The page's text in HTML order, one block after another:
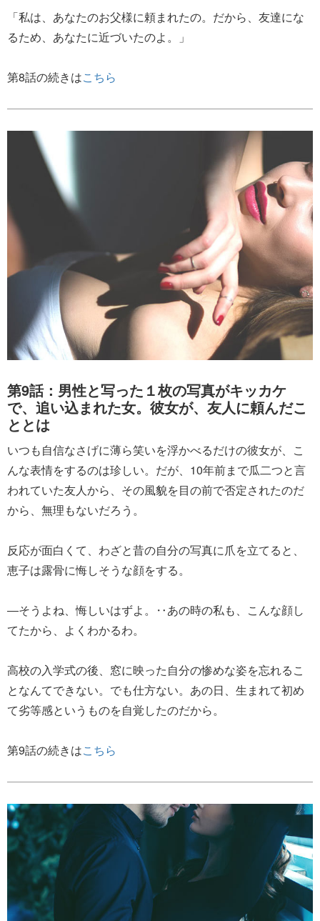
「私は、あなたのお父様に頼まれたの。だから、友達にな
るため、あなたに近づいたのよ。」
第8話の続きはこちら
第9話：男性と写った１枚の写真がキッカケ
で、追い込まれた女。彼女が、友人に頼んだこ
ととは
いつも自信なさげに薄ら笑いを浮かべるだけの彼女が、こ
んな表情をするのは珍しい。だが、10年前まで瓜二つと言
われていた友人から、その風貌を目の前で否定されたのだ
から、無理もないだろう。
反応が面白くて、わざと昔の自分の写真に爪を立てると、
恵子は露骨に悔しそうな顔をする。
―そうよね、悔しいはずよ。‥あの時の私も、こんな顔し
てたから、よくわかるわ。
高校の入学式の後、窓に映った自分の惨めな姿を忘れるこ
となんてできない。でも仕方ない。あの日、生まれて初め
て劣等感というものを自覚したのだから。
第9話の続きはこちら